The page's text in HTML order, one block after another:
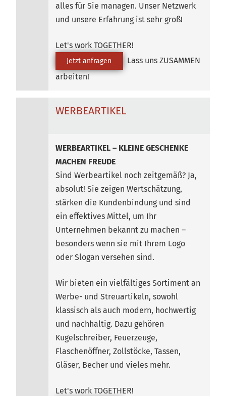
alles für Sie managen. Unser Netzwerk
und unsere Erfahrung ist sehr groß!
Let's work TOGETHER!
Jetzt anfragen
Lass uns ZUSAMMEN
arbeiten!
WERBEARTIKEL
WERBEARTIKEL – KLEINE GESCHENKE
MACHEN FREUDE
Sind Werbeartikel noch zeitgemäß? Ja,
absolut! Sie zeigen Wertschätzung,
stärken die Kundenbindung und sind
ein effektives Mittel, um Ihr
Unternehmen bekannt zu machen –
besonders wenn sie mit Ihrem Logo
oder Slogan versehen sind.
Wir bieten ein vielfältiges Sortiment an
Werbe- und Streuartikeln, sowohl
klassisch als auch modern, hochwertig
und nachhaltig. Dazu gehören
Kugelschreiber, Feuerzeuge,
Flaschenöffner, Zollstöcke, Tassen,
Gläser, Becher und vieles mehr.
Let's work TOGETHER!